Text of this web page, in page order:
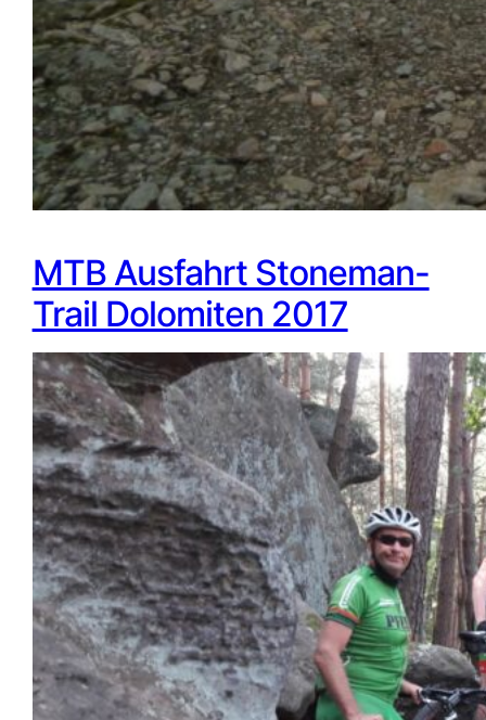
MTB Ausfahrt Stoneman-
Trail Dolomiten 2017